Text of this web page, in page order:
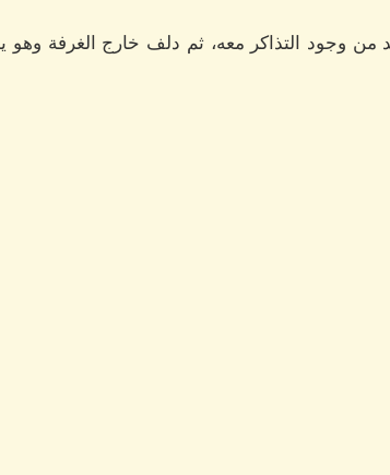
من وجود التذاكر معه، ثم دلف خارج الغرفة وهو